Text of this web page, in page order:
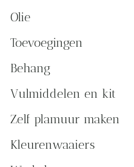
Olie
Toevoegingen
Behang
Vulmiddelen en kit
Zelf plamuur maken
Kleurenwaaiers